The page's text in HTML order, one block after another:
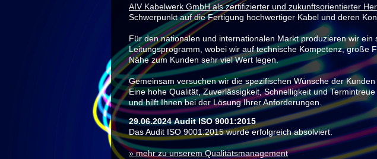
AIV Kabelwerk GmbH als zertifizierter und zukunftsorientierter
Schwerpunkt auf die Fertigung hochwertiger Kabel und deren
Für den nationalen und internationalen Markt produzieren wir
Leitungsprogramm, wobei wir auf technische Kompetenz, große
Nähe zum Kunden sehr viel Wert legen.
Gemeinsam versuchen wir die spezifischen Wünsche der
Eine hohe Qualität, Zuverlässigkeit, Schnelligkeit und
und hilft Ihnen bei der Lösung Ihrer Anforderungen.
29.06.2024 Audit ISO 9001:2015
Das Audit ISO 9001:2015 wurde erfolgreich absolviert.
» mehr zu unserem Qualitätsmanagement